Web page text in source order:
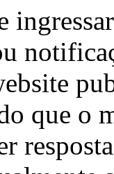
que o